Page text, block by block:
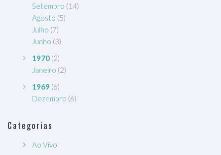
Setembro (14)
Agosto (5)
Julho (7)
Junho (3)
1970 (2)
Janeiro (2)
1969 (6)
Dezembro (6)
Categorias
Ao Vivo